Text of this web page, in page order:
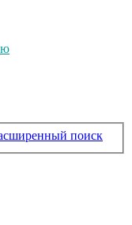
поиск